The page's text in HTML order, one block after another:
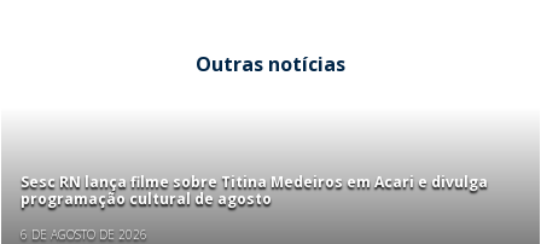
Outras notícias
Sesc RN lança filme sobre Titina Medeiros em Acari e divulga
programação cultural de agosto
6 DE AGOSTO DE 2026